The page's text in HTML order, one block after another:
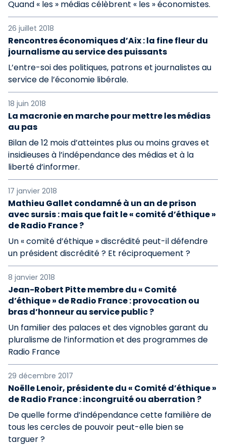
Quand « les » médias célèbrent « les » économistes.
26 juillet 2018
Rencontres économiques d’Aix : la fine fleur du
journalisme au service des puissants
L’entre-soi des politiques, patrons et journalistes au
service de l’économie libérale.
18 juin 2018
La macronie en marche pour mettre les médias
au pas
Bilan de 12 mois d’atteintes plus ou moins graves et
insidieuses à l’indépendance des médias et à la
liberté d’informer.
17 janvier 2018
Mathieu Gallet condamné à un an de prison
avec sursis : mais que fait le « comité d’éthique »
de Radio France ?
Un « comité d’éthique » discrédité peut-il défendre
un président discrédité ? Et réciproquement ?
8 janvier 2018
Jean-Robert Pitte membre du « Comité
d’éthique » de Radio France : provocation ou
bras d’honneur au service public ?
Un familier des palaces et des vignobles garant du
pluralisme de l’information et des programmes de
Radio France
29 décembre 2017
Noëlle Lenoir, présidente du « Comité d’éthique »
de Radio France : incongruité ou aberration ?
De quelle forme d’indépendance cette familière de
tous les cercles de pouvoir peut-elle bien se
targuer ?